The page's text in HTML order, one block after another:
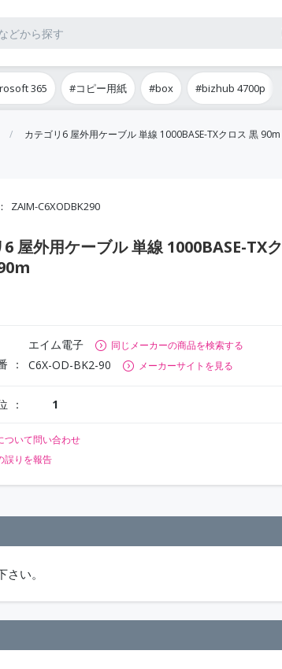
365 #コピー用紙 #box #bizhub 4700p
カテゴリ6 屋外用ケーブル 単線 1000BASE-TXクロス 黒 90m
ZAIM-C6XODBK290
6 屋外用ケーブル 単線 1000BASE-TXク
エイム電子 同じメーカーの商品を検索する
C6X-OD-BK2-90 メーカーサイトを見る
1
ついて問い合わせ
誤りを報告
い。